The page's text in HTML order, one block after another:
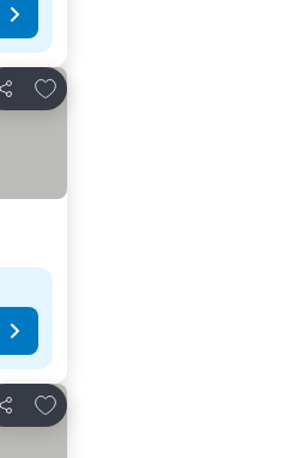
Teilen
Zu Favoriten hinzufügen
Teilen
Zu Favoriten hinzufügen